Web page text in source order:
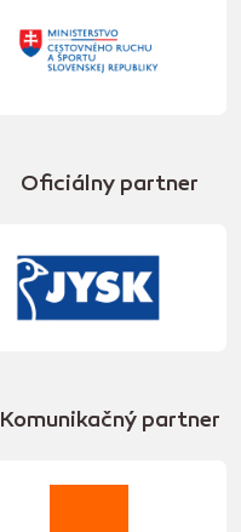
Oficiálny partner
Komunikačný partner